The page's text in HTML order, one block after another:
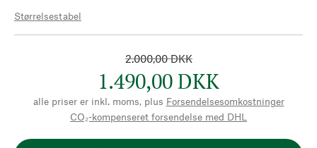
Størrelsestabel
2.000,00 DKK
1.490,00 DKK
alle priser er inkl. moms, plus Forsendelsesomkostninger
CO₂-kompenseret forsendelse med DHL